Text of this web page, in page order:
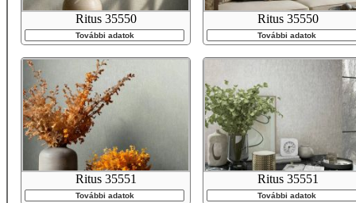
Ritus 35550
További adatok
Ritus 35550
További adatok
Ritus 35551
További adatok
Ritus 35551
További adatok